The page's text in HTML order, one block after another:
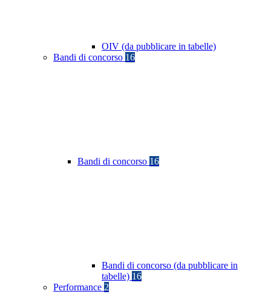
OIV (da pubblicare in tabelle)
Bandi di concorso 16
Bandi di concorso 16
Bandi di concorso (da pubblicare in
tabelle) 16
Performance 2